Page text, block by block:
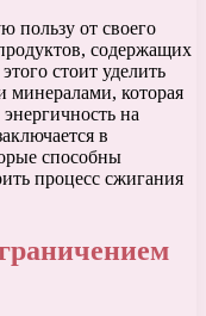
пользу от своего
содержащих
стоит уделить
которая
на
в
способны
процесс сжигания